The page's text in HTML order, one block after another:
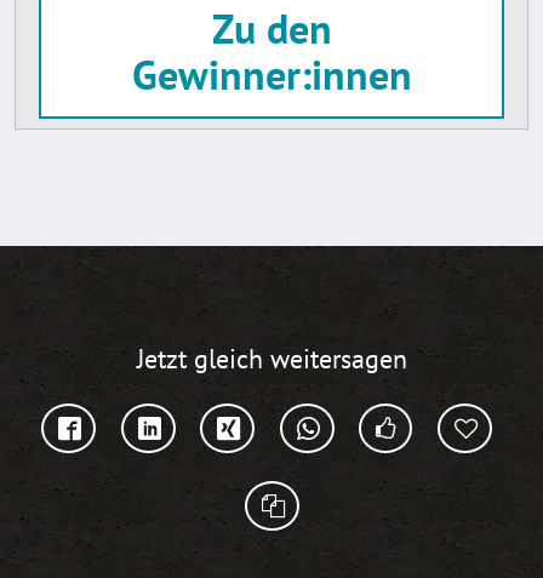
Zu den
Gewinner:innen
Jetzt gleich weitersagen